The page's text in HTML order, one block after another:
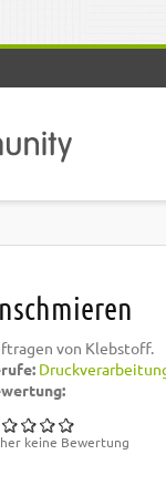
von Klebstoff.
keine Bewertung